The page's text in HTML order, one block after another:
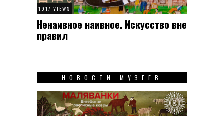
1917 VIEWS
Ненаивное наивное. Искусство вне
правил
НОВОСТИ МУЗЕЕВ